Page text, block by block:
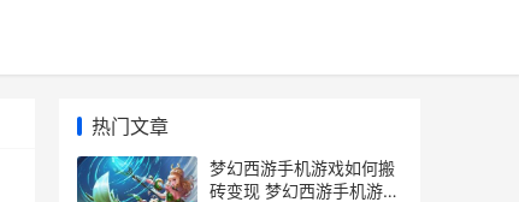
热门文章
梦幻西游手机游戏如何搬
砖变现 梦幻西游手机游苹